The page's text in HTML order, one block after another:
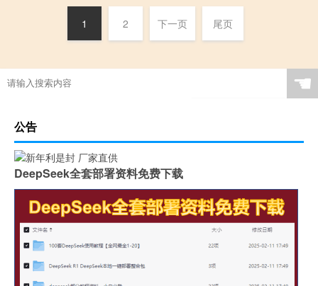
1 2 下一页 尾页
☚
公告
DeepSeek全套部署资料免费下载